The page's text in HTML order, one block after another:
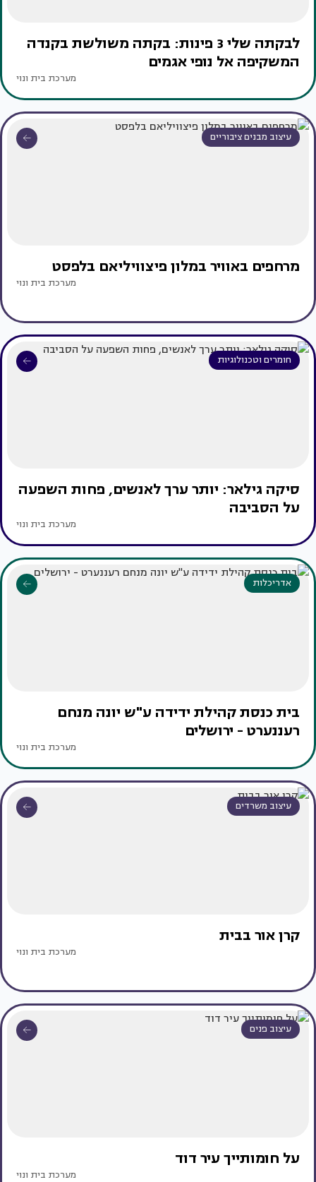
לבקתה שלי 3 פינות: בקתה משולשת בקנדה
המשקיפה אל נופי אגמים
מערכת בית ונוי
עיצוב מבנים ציבוריים
מרחפים באוויר במלון פיצוויליאם בלפסט
מערכת בית ונוי
חומרים וטכנולוגיות
סיקה גילאר: יותר ערך לאנשים, פחות השפעה
על הסביבה
מערכת בית ונוי
אדריכלות
בית כנסת קהילת ידידה ע"ש יונה מנחם
רעננערט - ירושלים
מערכת בית ונוי
עיצוב משרדים
קרן אור בבית
מערכת בית ונוי
עיצוב פנים
על חומותייך עיר דוד
מערכת בית ונוי